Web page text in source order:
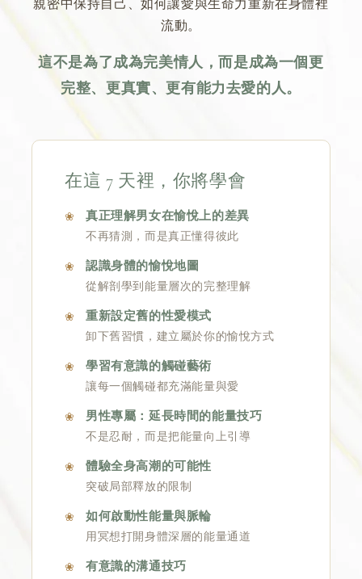
親密中保持自己、如何讓愛與生命力重新在身體裡
流動。
這不是為了成為完美情人，而是成為一個更
完整、更真實、更有能力去愛的人。
在這 7 天裡，你將學會
真正理解男女在愉悅上的差異
不再猜測，而是真正懂得彼此
認識身體的愉悅地圖
從解剖學到能量層次的完整理解
重新設定舊的性愛模式
卸下舊習慣，建立屬於你的愉悅方式
學習有意識的觸碰藝術
讓每一個觸碰都充滿能量與愛
男性專屬：延長時間的能量技巧
不是忍耐，而是把能量向上引導
體驗全身高潮的可能性
突破局部釋放的限制
如何啟動性能量與脈輪
用冥想打開身體深層的能量通道
有意識的溝通技巧